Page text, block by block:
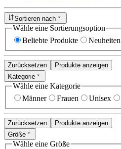
Sortieren nach
Wähle eine Sortierungsoption
Beliebte Produkte
Neuheiten
Zurücksetzen
Produkte anzeigen
Kategorie
Wähle eine Kategorie
Männer
Frauen Unisex
Zurücksetzen
Produkte anzeigen
Größe
Wähle eine Größe